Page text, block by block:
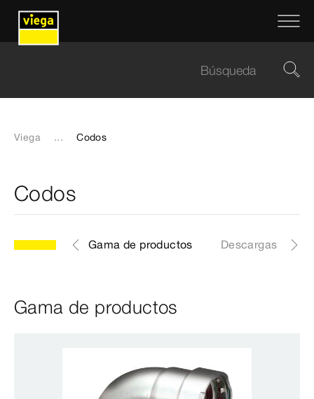
Viega ... Codos
Codos
Gama de productos Descargas
Gama de productos